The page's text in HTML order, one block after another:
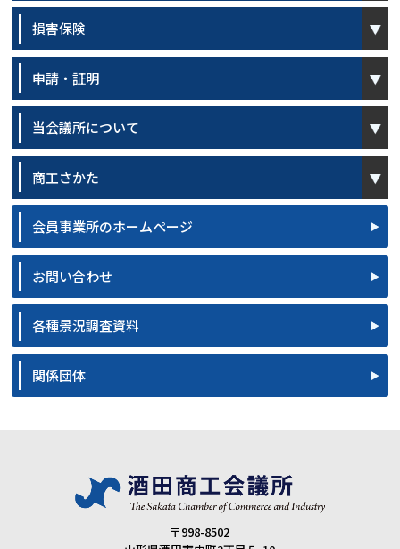
損害保険
申請・証明
当会議所について
商工さかた
会員事業所のホームページ
お問い合わせ
各種景況調査資料
関係団体
〒998-8502